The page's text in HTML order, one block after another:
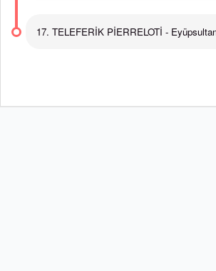
17. TELEFERİK PİERRELOTİ -